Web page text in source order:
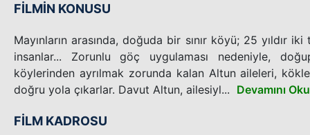
FİLMİN KONUSU
Mayınların arasında, doğuda bir sınır köyü; 25 yıldır
insanlar... Zorunlu göç uygulaması nedeniyle,
köylerinden ayrılmak zorunda kalan Altun aileleri,
doğru yola çıkarlar. Davut Altun, ailesiyl... Devamını Oku
FİLM KADROSU